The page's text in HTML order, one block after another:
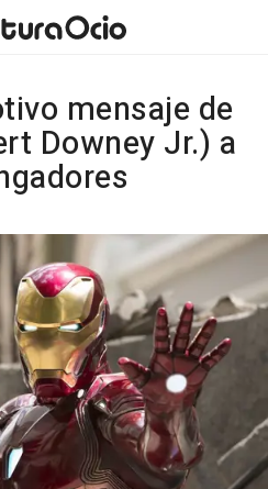
mensaje de
Downey Jr.) a